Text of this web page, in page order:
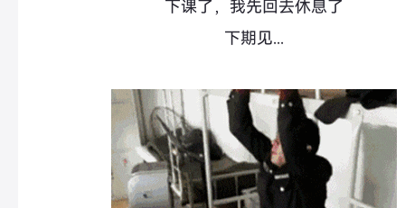
下课了，我先回去休息了
下期见...